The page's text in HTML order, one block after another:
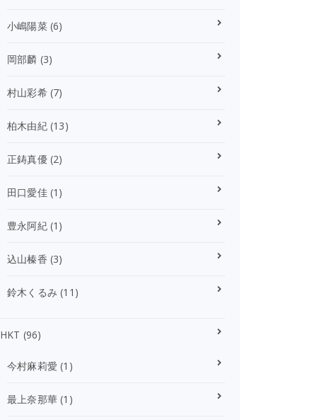
小嶋陽菜(6)
岡部麟 (3)
村山彩希(7)
柏木由紀(13)
正鋳真優(2)
田口愛佳(1)
豊永阿紀(1)
込山榛香 (3)
鈴木くるみ (11)
HKT (96)
今村麻莉愛 (1)
最上奈那華 (1)